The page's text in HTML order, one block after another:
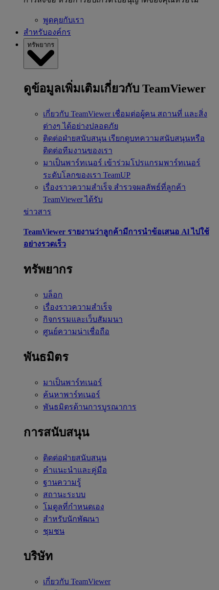
พูดคุยกับเรา
สำหรับองค์กร
ทรัพยากร
ดูข้อมูลเพิ่มเติมเกี่ยวกับ TeamViewer
เกี่ยวกับ TeamViewer เชื่อมต่อผู้คน สถานที่ และสิ่ง
ต่างๆ ได้อย่างปลอดภัย
ติดต่อฝ่ายสนับสนุน เรียกดูบทความสนับสนุนหรือ
ติดต่อทีมงานของเรา
มาเป็นพาร์ทเนอร์ เข้าร่วมโปรแกรมพาร์ทเนอร์
ระดับโลกของเรา TeamUP
เรื่องราวความสำเร็จ สำรวจผลลัพธ์ที่ลูกค้า
TeamViewer ได้รับ
ข่าวสาร
TeamViewer รายงานว่าลูกค้ามีการนำข้อเสนอ Al ไปใช้
อย่างรวดเร็ว
ทรัพยากร
บล็อก
เรื่องราวความสำเร็จ
กิจกรรมและเว็บสัมมนา
ศูนย์ความน่าเชื่อถือ
พันธมิตร
มาเป็นพาร์ทเนอร์
ค้นหาพาร์ทเนอร์
พันธมิตรด้านการบูรณาการ
การสนับสนุน
ติดต่อฝ่ายสนับสนุน
คำแนะนำและคู่มือ
ฐานความรู้
สถานะระบบ
โมดูลที่กำหนดเอง
สำหรับนักพัฒนา
ชุมชน
บริษัท
เกี่ยวกับ TeamViewer